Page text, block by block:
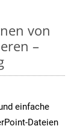
von
–
einfache
Dateien